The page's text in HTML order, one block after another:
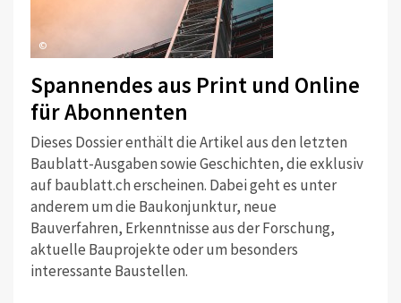
©
Spannendes aus Print und Online
für Abonnenten
Dieses Dossier enthält die Artikel aus den letzten
Baublatt-Ausgaben sowie Geschichten, die exklusiv
auf baublatt.ch erscheinen. Dabei geht es unter
anderem um die Baukonjunktur, neue
Bauverfahren, Erkenntnisse aus der Forschung,
aktuelle Bauprojekte oder um besonders
interessante Baustellen.